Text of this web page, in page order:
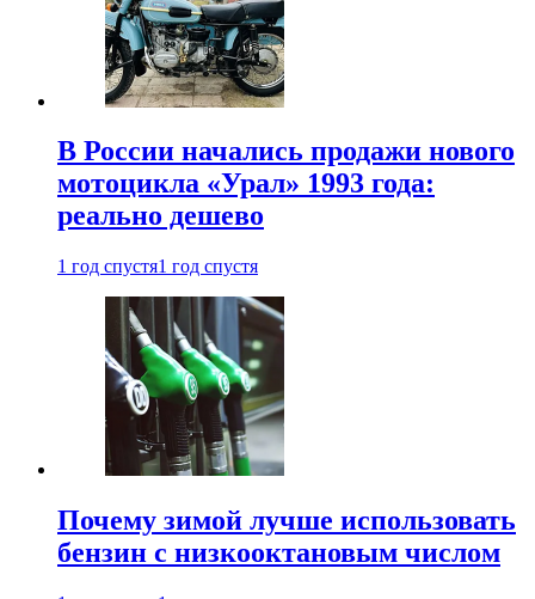
В России начались продажи нового
мотоцикла «Урал» 1993 года:
реально дешево
1 год спустя1 год спустя
Почему зимой лучше использовать
бензин с низкооктановым числом